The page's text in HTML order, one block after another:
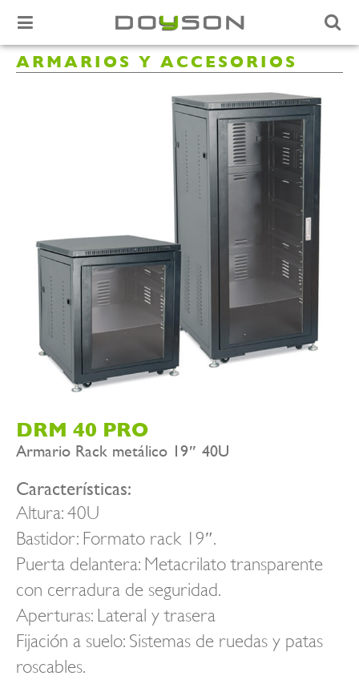
ARMARIOS Y ACCESORIOS
DRM 40 PRO
Armario Rack metálico 19″ 40U
Características:
Altura: 40U
Bastidor: Formato rack 19″.
Puerta delantera: Metacrilato transparente
con cerradura de seguridad.
Aperturas: Lateral y trasera
Fijación a suelo: Sistemas de ruedas y patas
roscables.